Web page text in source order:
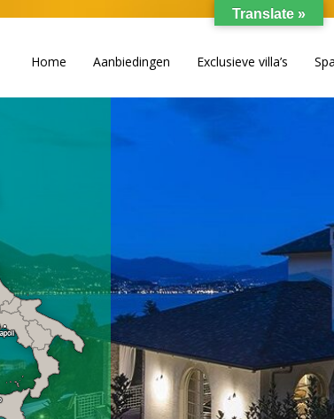
Home Aanbiedingen Exclusieve villa’s
Translate »